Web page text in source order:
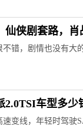
仙侠剧套路，
错，剧情也没有大
2.0TSI车型多少
变线，年轻时驾驶